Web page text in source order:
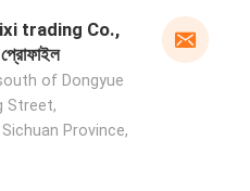
trading Co.,
of Dongyue
Street,
Province,